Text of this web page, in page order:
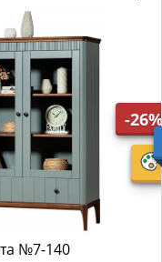
-26%
№7-140